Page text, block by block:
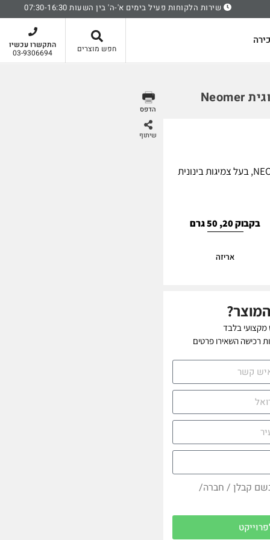
שירות הלקוחות פעיל בימים א'-ה' בין השעות 07:30-16:30
חפש מוצרים התקשרו עכשיו
03-9306694
שיתוף
הדפס
דבק מהיר בעל טכנולוגית NEOMER, בעל צמיגות בינונית
בקבוק 20, 50 גרם
אריזה
מקצועי בלבד
רכישה השאירו פרטים
בשם קבלן / חברה/
סל קניות